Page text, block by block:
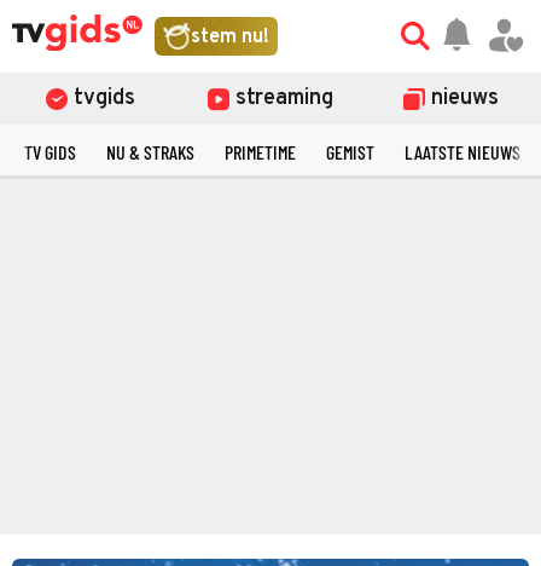
stem nu!
tvgids streaming nieuws
TV GIDS NU & STRAKS PRIMETIME GEMIST LAATSTE NIEUWS